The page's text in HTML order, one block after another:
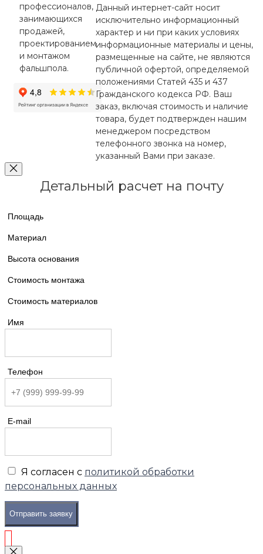
профессионалов,
занимающихся
продажей,
проектированием
и монтажом
фальшпола.
Данный интернет-сайт носит
исключительно информационный
характер и ни при каких условиях
информационные материалы и цены,
размещенные на сайте, не являются
публичной офертой, определяемой
положениями Статей 435 и 437
Гражданского кодекса РФ. Ваш
заказ, включая стоимость и наличие
товара, будет подтвержден нашим
менеджером посредством
телефонного звонка на номер,
указанный Вами при заказе.
Детальный расчет на почту
Площадь
Материал
Высота основания
Стоимость монтажа
Стоимость материалов
Имя
Телефон
E-mail
Я согласен с политикой обработки
персональных данных
Отправить заявку